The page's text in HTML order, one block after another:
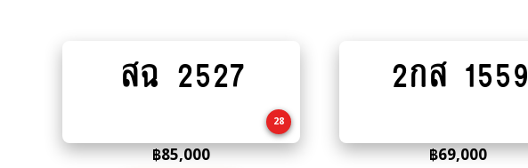
Add
to
สฉ 2527
28
฿85,000
Add
to
2กส 1559
฿69,000